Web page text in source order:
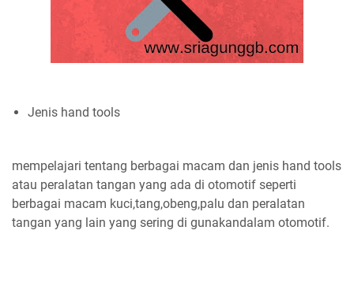
Jenis hand tools
mempelajari tentang berbagai macam dan jenis hand tools
atau peralatan tangan yang ada di otomotif seperti
berbagai macam kuci,tang,obeng,palu dan peralatan
tangan yang lain yang sering di gunakandalam otomotif.